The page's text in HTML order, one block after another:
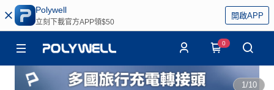
Polywell
立刻下載官方APP領$50
開啟APP
0
1/10